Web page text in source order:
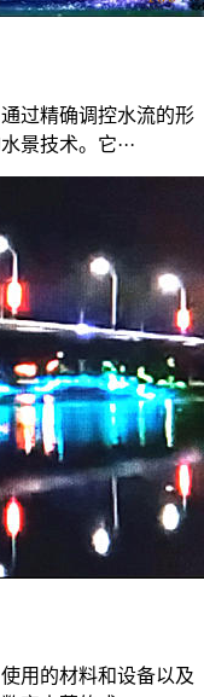
过精确调控水流的形
景技术。它···
用的材料和设备以及